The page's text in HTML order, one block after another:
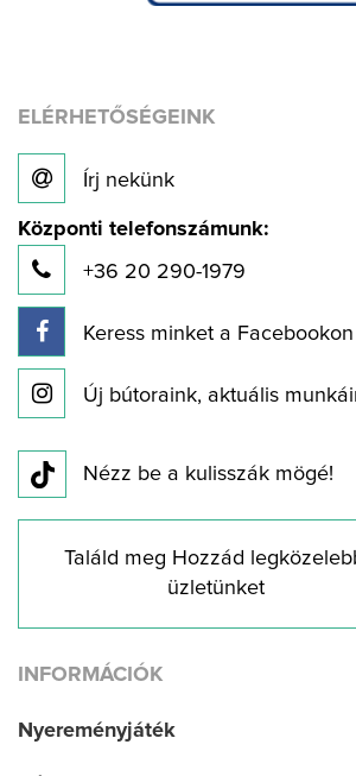
ELÉRHETŐSÉGEINK
Írj nekünk
Központi telefonszámunk:
+36 20 290-1979
Keress minket a Facebookon
Új bútoraink, aktuális
Nézz be a kulisszák mögé!
Találd meg Hozzád
üzletünket
INFORMÁCIÓK
Nyereményjáték